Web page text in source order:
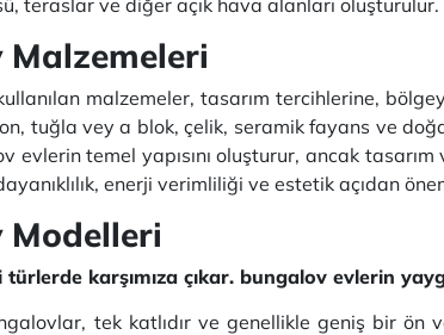
malzemeler, tasarım tercihlerine,
tuğla vey a blok, çelik, seramik fayans ve
temel yapısını oluşturur, ancak
enerji verimliliği ve estetik açıdan
Modelleri
karşımıza çıkar. bungalov evlerin
tek katlıdır ve genellikle geniş bir